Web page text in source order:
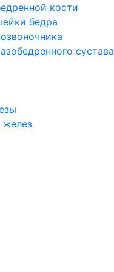
кости
бедра
сустава
желез